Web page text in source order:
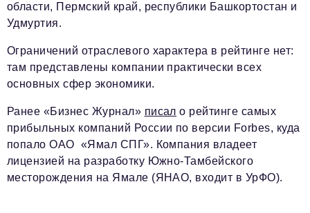
области, Пермский край, республики Башкортостан и
Удмуртия.
Ограничений отраслевого характера в рейтинге нет:
там представлены компании практически всех
основных сфер экономики.
Ранее «Бизнес Журнал» писал о рейтинге самых
прибыльных компаний России по версии Forbes, куда
попало ОАО «Ямал СПГ». Компания владеет
лицензией на разработку Южно-Тамбейского
месторождения на Ямале (ЯНАО, входит в УрФО).